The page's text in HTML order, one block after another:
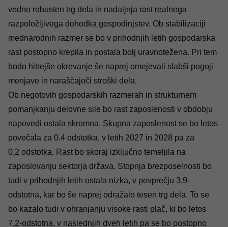
vedno robusten trg dela in nadaljnja rast realnega
razpoložljivega dohodka gospodinjstev. Ob stabilizaciji
mednarodnih razmer se bo v prihodnjih letih gospodarska
rast postopno krepila in postala bolj uravnotežena. Pri tem
bodo hitrejše okrevanje še naprej omejevali slabši pogoji
menjave in naraščajoči stroški dela.
Ob negotovih gospodarskih razmerah in strukturnem
pomanjkanju delovne sile bo rast zaposlenosti v obdobju
napovedi ostala skromna. Skupna zaposlenost se bo letos
povečala za 0,4 odstotka, v letih 2027 in 2028 pa za
0,2 odstotka. Rast bo skoraj izključno temeljila na
zaposlovanju sektorja država. Stopnja brezposelnosti bo
tudi v prihodnjih letih ostala nizka, v povprečju 3,9-
odstotna, kar bo še naprej odražalo tesen trg dela. To se
bo kazalo tudi v ohranjanju visoke rasti plač, ki bo letos
7,2-odstotna, v naslednjih dveh letih pa se bo postopno